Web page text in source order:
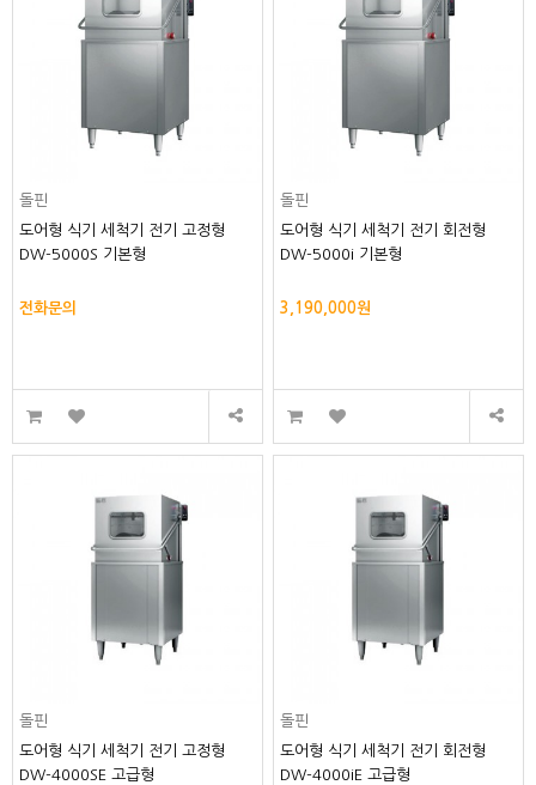
돌핀
도어형 식기 세척기 전기 고정형
DW-5000S 기본형
전화문의
돌핀
도어형 식기 세척기 전기 회전형
DW-5000i 기본형
3,190,000원
돌핀
도어형 식기 세척기 전기 고정형
DW-4000SE 고급형
돌핀
도어형 식기 세척기 전기 회전형
DW-4000iE 고급형